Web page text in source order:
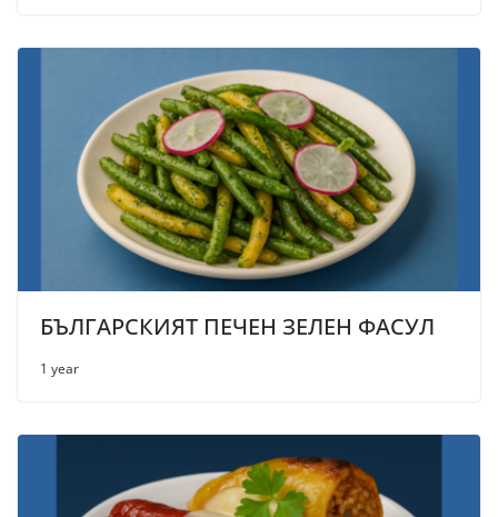
БЪЛГАРСКИЯТ ПЕЧЕН ЗЕЛЕН ФАСУЛ
1 year